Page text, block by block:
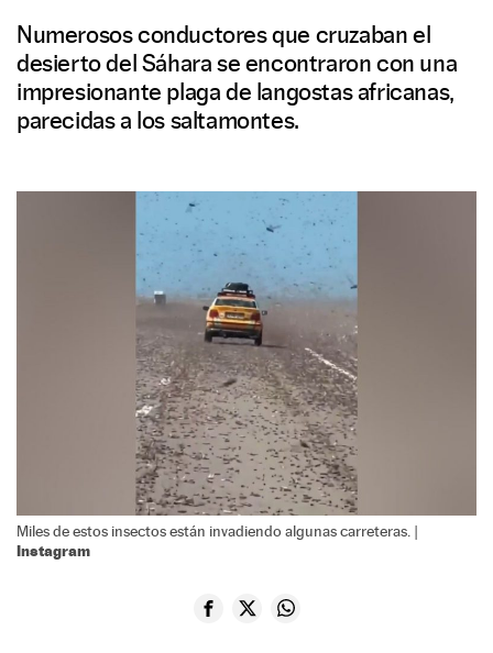
Numerosos conductores que cruzaban el
desierto del Sáhara se encontraron con una
impresionante plaga de langostas africanas,
parecidas a los saltamontes.
Miles de estos insectos están invadiendo algunas carreteras. |
Instagram